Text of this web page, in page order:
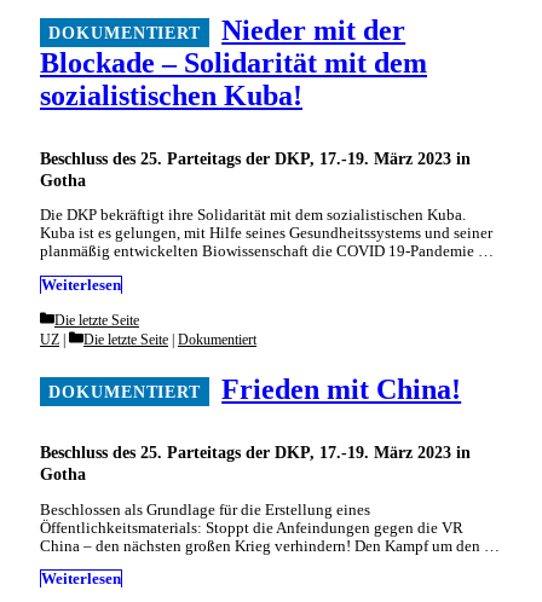
Beschluss des 25. Parteitags der DKP, 17.-19. März 2023 in
Gotha
Nieder mit der
Blockade – Solidarität mit dem
sozialistischen Kuba!
Die DKP bekräftigt ihre Solidarität mit dem sozialistischen Kuba.
Kuba ist es gelungen, mit Hilfe seines Gesundheitssystems und seiner
planmäßig entwickelten Biowissenschaft die COVID 19-Pandemie …
Weiterlesen
Categories
Die letzte Seite
Beschluss des 25. Parteitags der DKP, 17.-19. März 2023 in
Gotha
Frieden mit China!
UZ Categories
Die letzte Seite Dokumentiert
Beschlossen als Grundlage für die Erstellung eines
Öffentlichkeitsmaterials: Stoppt die Anfeindungen gegen die VR
China – den nächsten großen Krieg verhindern! Den Kampf um den …
Weiterlesen